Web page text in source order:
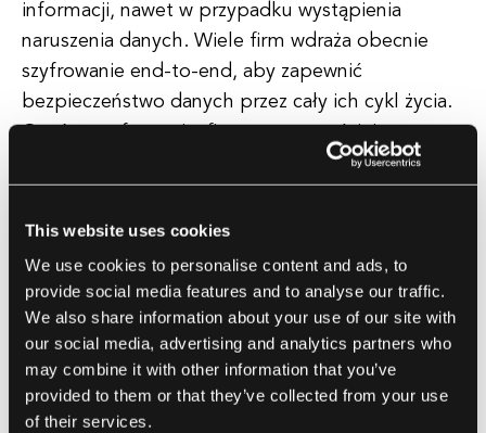
This website uses cookies
We use cookies to personalise content and ads, to
provide social media features and to analyse our traffic.
We also share information about your use of our site with
our social media, advertising and analytics partners who
may combine it with other information that you’ve
provided to them or that they’ve collected from your use
of their services.
informacji, nawet w przypadku wystąpienia
naruszenia danych. Wiele firm wdraża obecnie
szyfrowanie end-to-end, aby zapewnić
bezpieczeństwo danych przez cały ich cykl życia.
korzystają również z rozwiązań do zapobiegania
aplikacji. Narzędzia DLP monitorują i kontrolują
przepływ danych w organizacji, pomagając
zapobiegać przeciekom danych i
nieautoryzowanemu dostępowi. Rozwiązania te
mogą pomóc firmom w identyfikacji i klasyfikacji
wrażliwych danych, monitorowaniu aktywności
użytkowników oraz egzekwowaniu polityk